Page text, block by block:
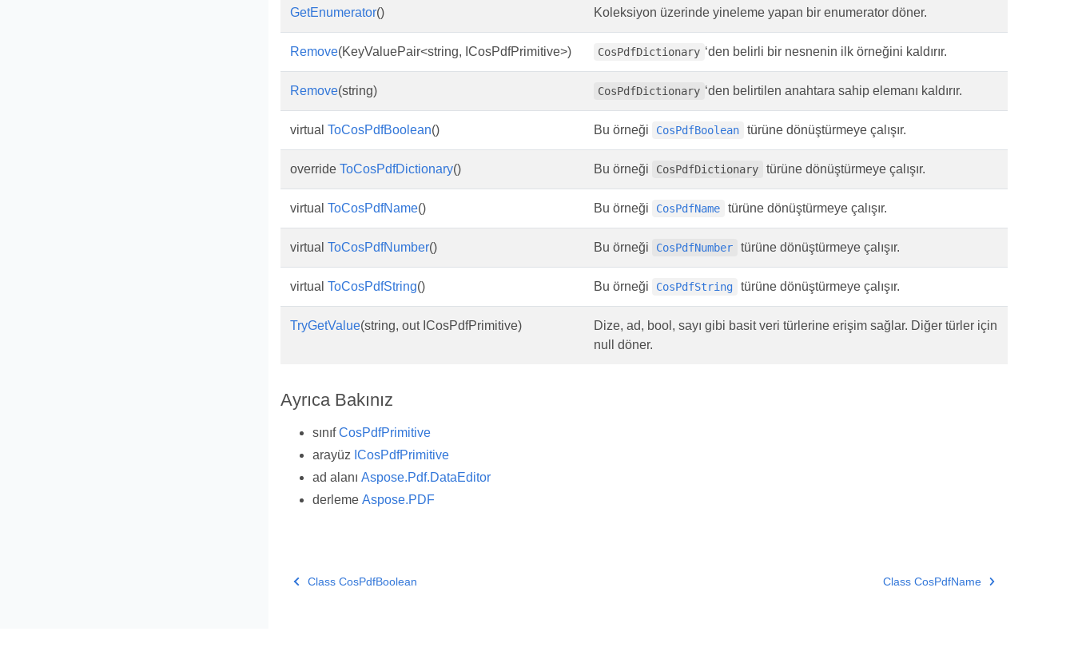
GetEnumerator() Koleksiyon üzerinde yineleme yapan bir enumerator döner.
Remove(KeyValuePair<string, ICosPdfPrimitive>) CosPdfDictionary ‘den belirli bir nesnenin ilk örneğini kaldırır.
Remove(string) CosPdfDictionary ‘den belirtilen anahtara sahip elemanı kaldırır.
virtual ToCosPdfBoolean() Bu örneği CosPdfBoolean türüne dönüştürmeye çalışır.
override ToCosPdfDictionary() Bu örneği CosPdfDictionary türüne dönüştürmeye çalışır.
virtual ToCosPdfName() Bu örneği CosPdfName türüne dönüştürmeye çalışır.
virtual ToCosPdfNumber() Bu örneği CosPdfNumber türüne dönüştürmeye çalışır.
virtual ToCosPdfString() Bu örneği CosPdfString türüne dönüştürmeye çalışır.
TryGetValue(string, out ICosPdfPrimitive)
Dize, ad, bool, sayı gibi basit veri türlerine erişim sağlar. Diğer türler için
null döner.
Ayrıca Bakınız
sınıfCosPdfPrimitive
arayüz ICosPdfPrimitive
ad alanı Aspose.Pdf.DataEditor
derleme Aspose.PDF
Class CosPdfBoolean Class CosPdfName